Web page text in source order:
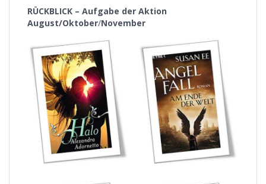
RÜCKBLICK – Aufgabe der Aktion
August/Oktober/November